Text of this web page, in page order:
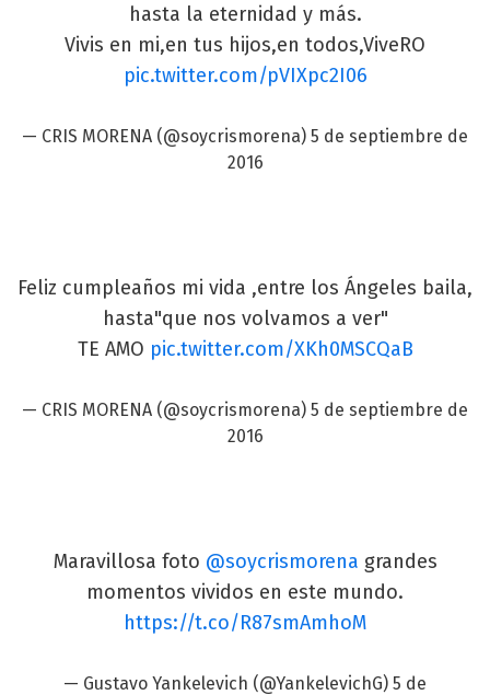
hasta la eternidad y más.
Vivis en mi,en tus hijos,en todos,ViveRO
pic.twitter.com/pVIXpc2I06
— CRIS MORENA (@soycrismorena) 5 de septiembre de
2016
Feliz cumpleaños mi vida ,entre los Ángeles baila,
hasta"que nos volvamos a ver"
TE AMO pic.twitter.com/XKh0MSCQaB
— CRIS MORENA (@soycrismorena) 5 de septiembre de
2016
Maravillosa foto @soycrismorena grandes
momentos vividos en este mundo.
https://t.co/R87smAmhoM
— Gustavo Yankelevich (@YankelevichG) 5 de